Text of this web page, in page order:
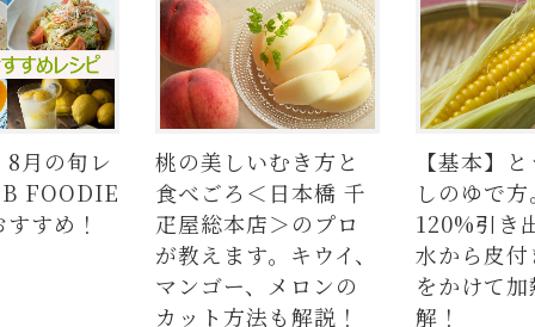
月の旬レ
FOODIE
すめ！
桃の美しいむき方と
食べごろ＜日本橋 千
疋屋総本店＞のプロ
が教えます。キウイ、
マンゴー、メロンの
カット方法も解説！
【基本】
しのゆで
120%引き
水から皮
をかけて
解！